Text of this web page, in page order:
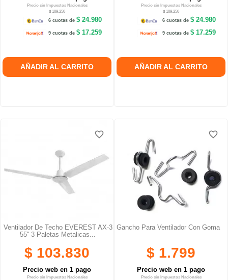
Precio sin Impuestos Nacionales
$ 109.250
6 cuotas de$ 24.980
9 cuotas de$ 17.259
AÑADIR AL CARRITO
Precio sin Impuestos Nacionales
$ 109.250
6 cuotas de$ 24.980
9 cuotas de$ 17.259
AÑADIR AL CARRITO
Ventilador De Techo EVEREST AX-3
55'' 3 Paletas Metalicas...
$ 103.830
Precio web en 1 pago
Precio sin Impuestos Nacionales
favorite_border
Gancho Para Ventilador Con Goma
$ 1.799
Precio web en 1 pago
Precio sin Impuestos Nacionales
favorite_border